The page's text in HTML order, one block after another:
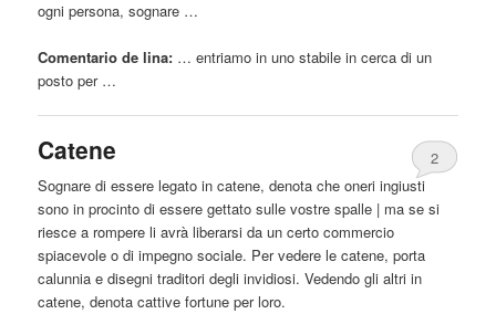
ogni persona, sognare …
Comentario de lina: … entriamo inuno stabile in cerca di un
posto per …
Catene
2
Sognare diessere legato in catene, denota che oneri ingiusti
sono in procinto diessere gettato sulle vostre spalle | ma se si
riesce a rompere li avrà liberarsida un certo commercio
spiacevole o di impegno sociale. Per vedere le catene, porta
calunnia e disegni traditori degli invidiosi. Vedendo gli altri in
catene, denota cattive fortune per loro.